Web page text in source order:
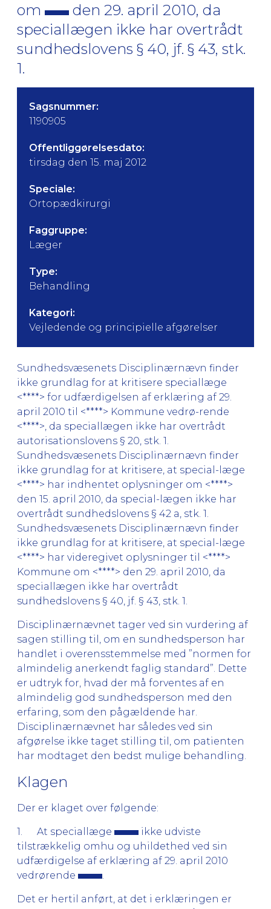
om
den 29. april 2010, da
speciallægen ikke har overtrådt
sundhedslovens § 40, jf. § 43, stk.
1.
Sagsnummer:
1190905
Offentliggørelsesdato:
tirsdag den 15. maj 2012
Speciale:
Ortopædkirurgi
Faggruppe:
Læger
Type:
Behandling
Kategori:
Vejledende og principielle afgørelser
Sundhedsvæsenets Disciplinærnævn finder
ikke grundlag for at kritisere speciallæge
<****> for udfærdigelsen af erklæring af 29.
april 2010 til <****> Kommune vedrø-rende
<****>, da speciallægen ikke har overtrådt
autorisationslovens § 20, stk. 1.
Sundhedsvæsenets Disciplinærnævn finder
ikke grundlag for at kritisere, at special-læge
<****> har indhentet oplysninger om <****>
den 15. april 2010, da special-lægen ikke har
overtrådt sundhedslovens § 42 a, stk. 1.
Sundhedsvæsenets Disciplinærnævn finder
ikke grundlag for at kritisere, at special-læge
<****> har videregivet oplysninger til <****>
Kommune om <****> den 29. april 2010, da
speciallægen ikke har overtrådt
sundhedslovens § 40, jf. § 43, stk. 1.
Disciplinærnævnet tager ved sin vurdering af
sagen stilling til, om en sundhedsperson har
handlet i overensstemmelse med ”normen for
almindelig anerkendt faglig standard”. Dette
er udtryk for, hvad der må forventes af en
almindelig god sundhedsperson med den
erfaring, som den pågældende har.
Disciplinærnævnet har således ved sin
afgørelse ikke taget stilling til, om patienten
har modtaget den bedst mulige behandling.
Klagen
Der er klaget over følgende:
1. At speciallæge
ikke udviste
tilstrækkelig omhu og uhildethed ved sin
udfærdigelse af erklæring af 29. april 2010
vedrørende
Det er hertil anført, at det i erklæringen er